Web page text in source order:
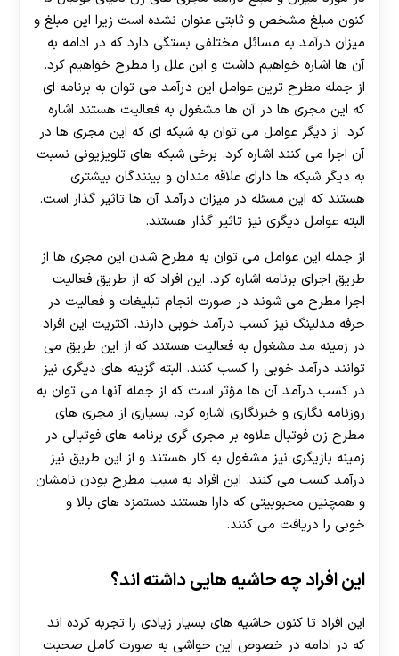
هات بت
کنون مبلغ مشخص و ثابتی عنوان نشده است زیرا این مبلغ و
میزان درآمد به مسائل مختلفی بستگی دارد که در ادامه به
آن ها اشاره خواهیم داشت و این علل را مطرح خواهیم کرد.
از جمله مطرح ترین عوامل این درآمد می توان به برنامه ای
که این مجری ها در آن ها مشغول به فعالیت هستند اشاره
کرد. از دیگر عوامل می توان به شبکه ای که این مجری ها در
آن اجرا می کنند اشاره کرد. برخی شبکه‌ های تلویزیونی نسبت
به دیگر شبکه ها دارای علاقه مندان و بینندگان بیشتری
هستند که این مسئله در میزان درآمد آن ها تاثیر گذار است.
البته عوامل دیگری نیز تاثیر گذار هستند.
از جمله این عوامل می توان به مطرح شدن این مجری ها از
طريق اجرای برنامه اشاره کرد. این افراد که از طريق فعالیت
اجرا مطرح می شوند در صورت انجام تبلیغات و فعالیت در
حرفه مدلینگ نیز کسب درآمد خوبی دارند. اکثریت این افراد
در زمینه مد مشغول به فعالیت هستند که از این طریق می
توانند درآمد خوبی را کسب کنند. البته گزینه های دیگری نیز
در کسب درآمد آن ها مؤثر است که از جمله آنها می توان به
روزنامه نگاری و خبرنگاری اشاره کرد. بسیاری از مجری های
مطرح زن فوتبال علاوه بر مجری گری برنامه های فوتبالی در
زمینه بازیگری نیز مشغول به کار هستند و از این طریق نیز
درآمد کسب می کنند. این افراد به سبب مطرح بودن نامشان
و همچنین محبوبیتی که دارا هستند دستمزد های بالا و
خوبی را دریافت می کنند.
این افراد چه حاشیه هایی داشته اند؟
این افراد تا کنون حاشیه های بسیار زیادی را تجربه کرده اند
که در ادامه در خصوص این حواشی به صورت کامل صحبت